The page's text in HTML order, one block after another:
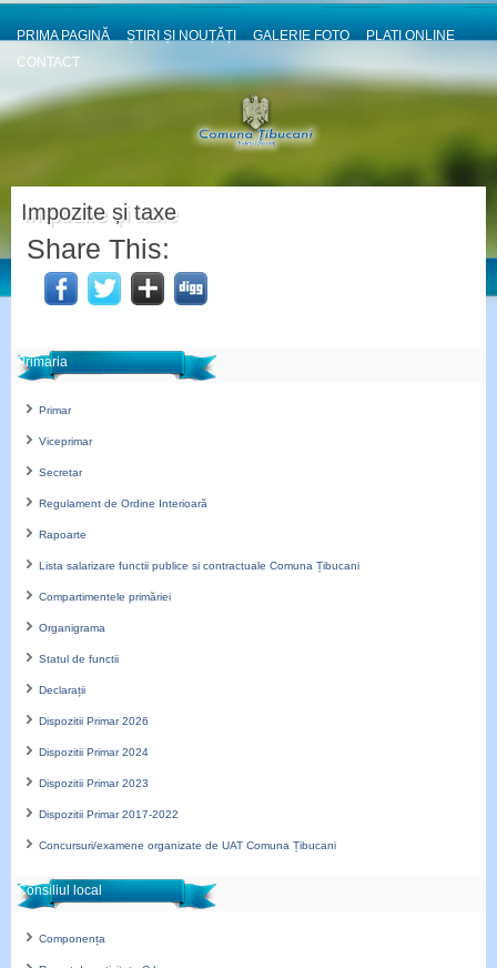
PRIMA PAGINĂ ȘTIRI ȘI NOUȚĂȚI GALERIE FOTO
PLATI ONLINE
CONTACT
Impozite și taxe
Share This:
Primaria
Primar
Viceprimar
Secretar
Regulament de Ordine Interioară
Rapoarte
Lista salarizare functii publice si contractuale Comuna Țibucani
Compartimentele primăriei
Organigrama
Statul de functii
Declarații
Dispozitii Primar 2026
Dispozitii Primar 2024
Dispozitii Primar 2023
Dispozitii Primar 2017-2022
Concursuri/examene organizate de UAT Comuna Țibucani
Consiliul local
Componența